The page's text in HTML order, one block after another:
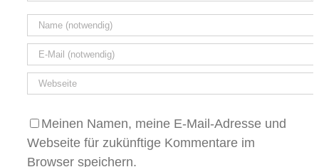
Meinen Namen, meine E-Mail-Adresse und
Webseite für zukünftige Kommentare im
Browser speichern.